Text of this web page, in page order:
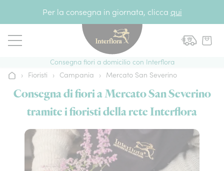
Per la consegna in giornata, clicca qui
Consegna fiori a domicilio con Interflora
Home› Fioristi › Campania › Mercato San Severino
Consegna di fiori a Mercato San Severino
tramite i fioristi della rete Interflora